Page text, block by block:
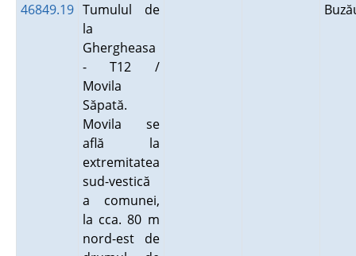
46849.19 Tumulul de
la
Ghergheasa
- T12 /
Movila
Săpată.
Movila se
află la
extremitatea
sud-vestică
a comunei,
la cca. 80 m
nord-est de